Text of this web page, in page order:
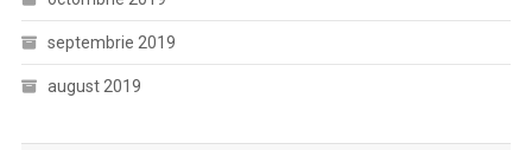
septembrie 2019
august 2019